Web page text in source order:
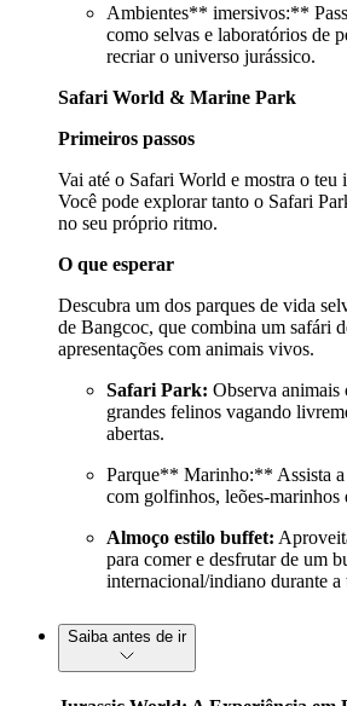
Ambientes** imersivos:**
como selvas e laboratórios de
recriar o universo jurássico.
Safari World & Marine Park
Primeiros passos
Vai até o Safari World e mostra o teu
Você pode explorar tanto o Safari
no seu próprio ritmo.
O que esperar
Descubra um dos parques de vida
de Bangcoc, que combina um safári
apresentações com animais vivos.
Safari Park: Observa animais
grandes felinos vagando
abertas.
Parque** Marinho:** Assista a
com golfinhos, leões-marinhos
Almoço estilo buffet:
para comer e desfrutar de um
internacional/indiano durante a
Saiba antes de ir